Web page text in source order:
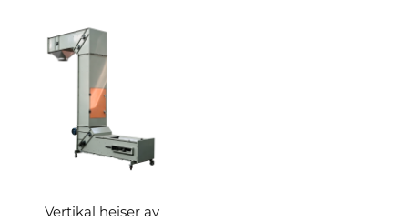
Vertikal heiser av